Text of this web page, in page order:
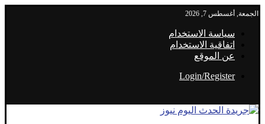
الجمعة, أغسطس 7, 2026
سياسة الاستخدام
اتفاقية الاستخدام
عن الموقع
Login/Register